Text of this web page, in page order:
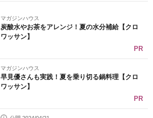
マガジンハウス
炭酸水やお茶をアレンジ！夏の水分補給【クロ
ワッサン】
PR
マガジンハウス
早見優さんも実践！夏を乗り切る鍋料理【クロ
ワッサン】
PR